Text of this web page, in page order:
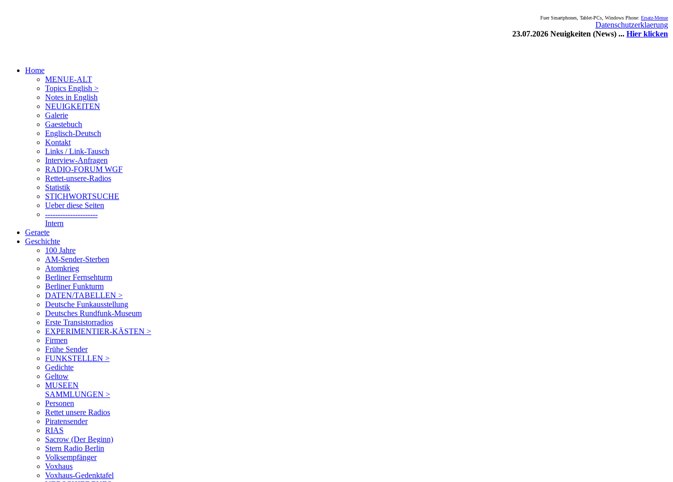
Fuer Smartphones, Tablet-PCs, Windows Phone: Ersatz-Menue
Datenschutzerklaerung
23.07.2026 Neuigkeiten (News) ... Hier klicken
Home
MENUE-ALT
Topics English >
Notes in English
NEUIGKEITEN
Galerie
Gaestebuch
Englisch-Deutsch
Kontakt
Links / Link-Tausch
Interview-Anfragen
RADIO-FORUM WGF
Rettet-unsere-Radios
Statistik
STICHWORTSUCHE
Ueber diese Seiten
---------------------
Intern
Geraete
Geschichte
100 Jahre
AM-Sender-Sterben
Atomkrieg
Berliner Fernsehturm
Berliner Funkturm
DATEN/TABELLEN >
Deutsche Funkausstellung
Deutsches Rundfunk-Museum
Erste Transistorradios
EXPERIMENTIER-KÄSTEN >
Firmen
Frühe Sender
FUNKSTELLEN >
Gedichte
Geltow
MUSEEN
SAMMLUNGEN >
Personen
Rettet unsere Radios
Piratensender
RIAS
Sacrow (Der Beginn)
Stern Radio Berlin
Volksempfänger
Voxhaus
Voxhaus-Gedenktafel